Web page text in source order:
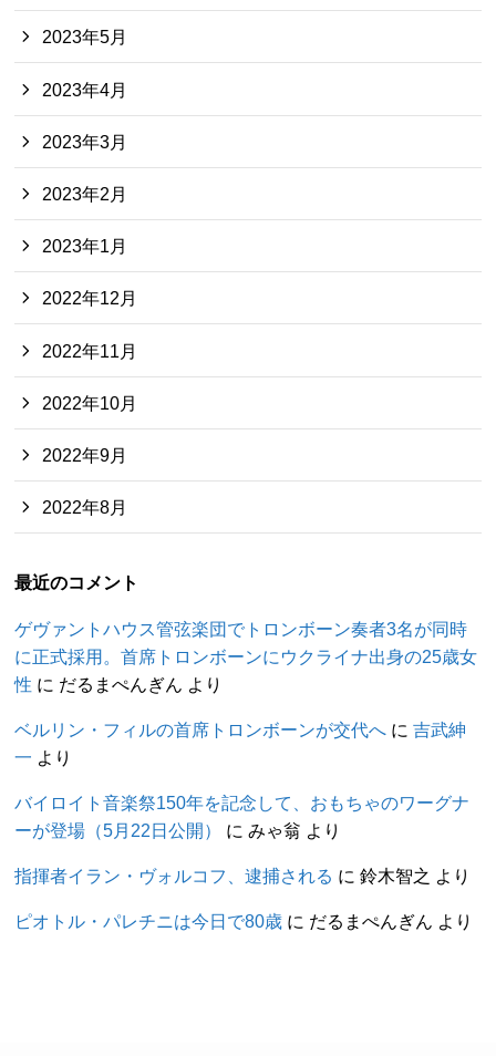
2023年5月
2023年4月
2023年3月
2023年2月
2023年1月
2022年12月
2022年11月
2022年10月
2022年9月
2022年8月
最近のコメント
ゲヴァントハウス管弦楽団でトロンボーン奏者3名が同時
に正式採用。首席トロンボーンにウクライナ出身の25歳女
性 に だるまぺんぎん より
ベルリン・フィルの首席トロンボーンが交代へ に吉武紳
一 より
バイロイト音楽祭150年を記念して、おもちゃのワーグナ
ーが登場（5月22日公開）
にみゃ翁 より
指揮者イラン・ヴォルコフ、逮捕される に鈴木智之 より
ピオトル・パレチニは今日で80歳 に だるまぺんぎん より